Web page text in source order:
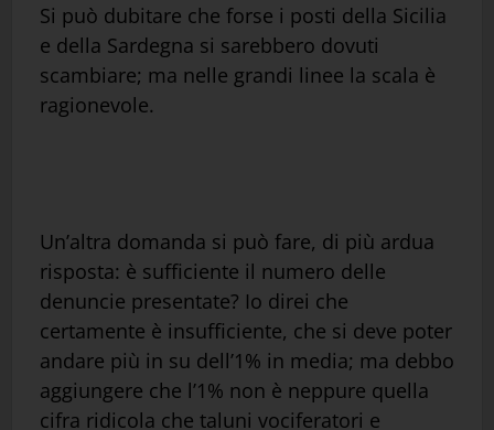
Si può dubitare che forse i posti della Sicilia
e della Sardegna si sarebbero dovuti
scambiare; ma nelle grandi linee la scala è
ragionevole.
Un’altra domanda si può fare, di più ardua
risposta: è sufficiente il numero delle
denuncie presentate? Io direi che
certamente è insufficiente, che si deve poter
andare più in su dell’1% in media; ma debbo
aggiungere che l’1% non è neppure quella
cifra ridicola che taluni vociferatori e